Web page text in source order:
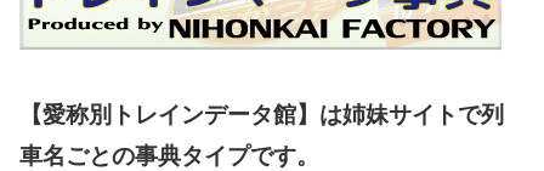
【愛称別トレインデータ館】は姉妹サイトで列
車名ごとの事典タイプです。